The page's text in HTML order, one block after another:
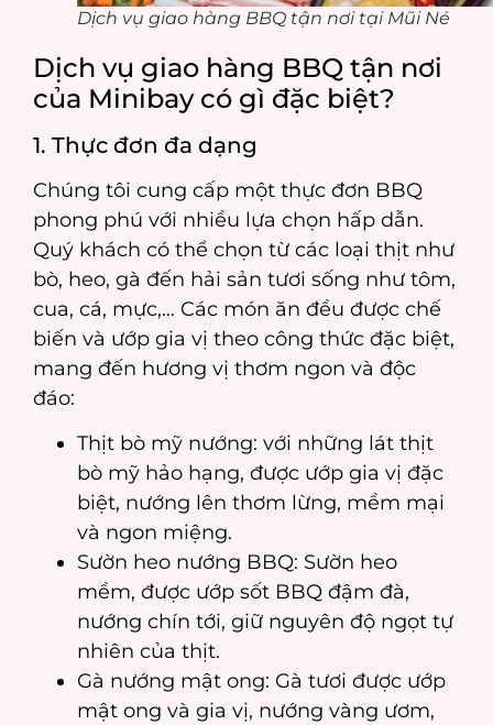
Dịch vụ giao hàng BBQ tận nơi tại Mũi Né
Dịch vụ giao hàng BBQ tận nơi
của Minibay có gì đặc biệt?
1. Thực đơn đa dạng
Chúng tôi cung cấp một thực đơn BBQ
phong phú với nhiều lựa chọn hấp dẫn.
Quý khách có thể chọn từ các loại thịt như
bò, heo, gà đến hải sản tươi sống như tôm,
cua, cá, mực,… Các món ăn đều được chế
biến và ướp gia vị theo công thức đặc biệt,
mang đến hương vị thơm ngon và độc
đáo:
Thịt bò mỹ nướng: với những lát thịt
bò mỹ hảo hạng, được ướp gia vị đặc
biệt, nướng lên thơm lừng, mềm mại
và ngon miệng.
Sườn heo nướng BBQ: Sườn heo
mềm, được ướp sốt BBQ đậm đà,
nướng chín tới, giữ nguyên độ ngọt tự
nhiên của thịt.
Gà nướng mật ong: Gà tươi được ướp
mật ong và gia vị, nướng vàng ươm,